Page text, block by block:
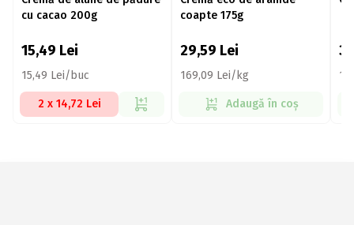
cu cacao 200g
15,49 Lei
15,49 Lei/buc
2 x 14,72 Lei
coapte 175g
29,59 Lei
169,09 Lei/kg
Adaugă în coș